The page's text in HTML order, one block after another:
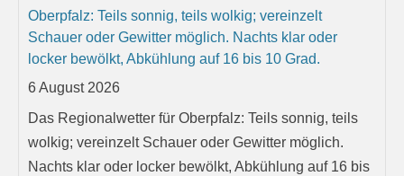
Oberpfalz: Teils sonnig, teils wolkig; vereinzelt
Schauer oder Gewitter möglich. Nachts klar oder
locker bewölkt, Abkühlung auf 16 bis 10 Grad.
6 August 2026
Das Regionalwetter für Oberpfalz: Teils sonnig, teils
wolkig; vereinzelt Schauer oder Gewitter möglich.
Nachts klar oder locker bewölkt, Abkühlung auf 16 bis